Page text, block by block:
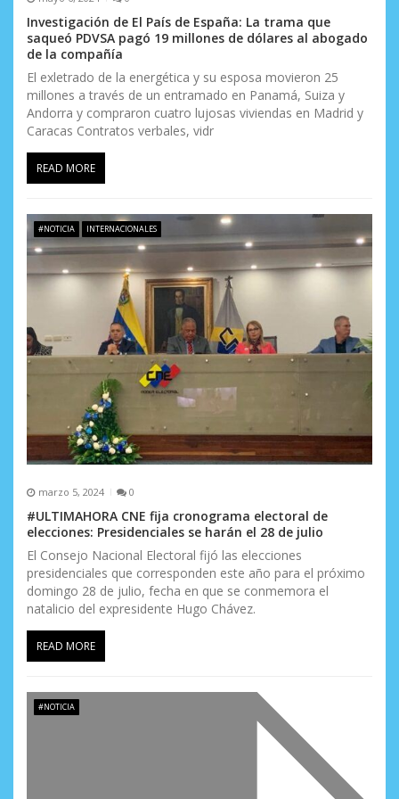
Investigación de El País de España: La trama que
saqueó PDVSA pagó 19 millones de dólares al abogado
de la compañía
El exletrado de la energética y su esposa movieron 25
millones a través de un entramado en Panamá, Suiza y
Andorra y compraron cuatro lujosas viviendas en Madrid y
Caracas Contratos verbales, vidr
READ MORE
#NOTICIA INTERNACIONALES
marzo 5, 2024 0
#ULTIMAHORA CNE fija cronograma electoral de
elecciones: Presidenciales se harán el 28 de julio
El Consejo Nacional Electoral fijó las elecciones
presidenciales que corresponden este año para el próximo
domingo 28 de julio, fecha en que se conmemora el
natalicio del expresidente Hugo Chávez.
READ MORE
#NOTICIA